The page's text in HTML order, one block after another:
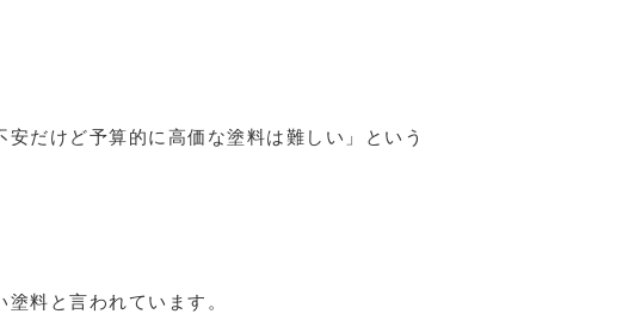
だけど予算的に高価な塗料は難しい」という
料と言われています。